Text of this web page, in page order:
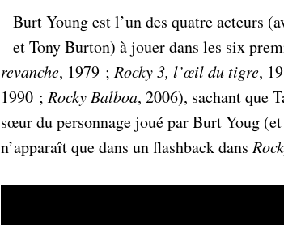
Burt Young est l’un des quatre acteurs
et Tony Burton) à jouer dans les six
revanche, 1979 ; Rocky 3, l’œil du tigre,
1990 ; Rocky Balboa, 2006), sachant que
sœur du personnage joué par Burt Youg
n’apparaît que dans un flashback dans